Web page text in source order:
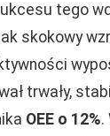
tego
skokowy
trwały,
OEE o 12%.